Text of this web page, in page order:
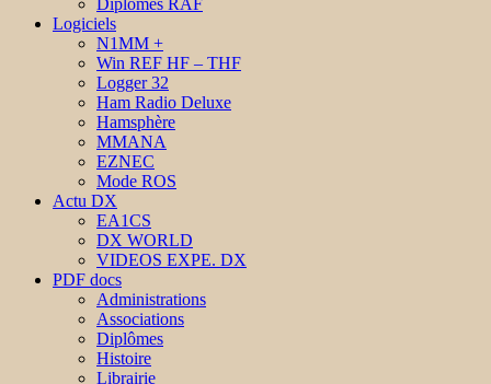
Diplômes RAF
Logiciels
N1MM +
Win REF HF – THF
Logger 32
Ham Radio Deluxe
Hamsphère
MMANA
EZNEC
Mode ROS
Actu DX
EA1CS
DX WORLD
VIDEOS EXPE. DX
PDF docs
Administrations
Associations
Diplômes
Histoire
Librairie